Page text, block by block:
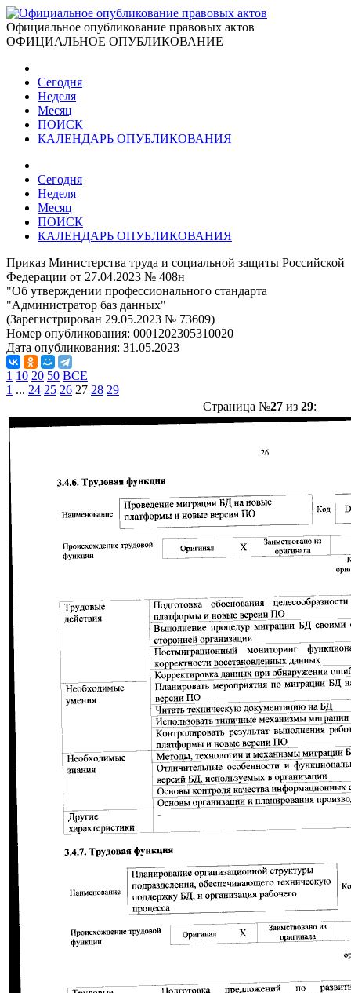
Официальное опубликование правовых актов
ОФИЦИАЛЬНОЕ ОПУБЛИКОВАНИЕ
Сегодня
Неделя
Месяц
ПОИСК
КАЛЕНДАРЬ ОПУБЛИКОВАНИЯ
Сегодня
Неделя
Месяц
ПОИСК
КАЛЕНДАРЬ ОПУБЛИКОВАНИЯ
Приказ Министерства труда и социальной защиты Российской
Федерации от 27.04.2023 № 408н
"Об утверждении профессионального стандарта
"Администратор баз данных"
(Зарегистрирован 29.05.2023 № 73609)
Номер опубликования: 0001202305310020
Дата опубликования: 31.05.2023
1 10 20 50 ВСЕ
1 ... 24 25 26 27 28 29
Страница №27из 29: